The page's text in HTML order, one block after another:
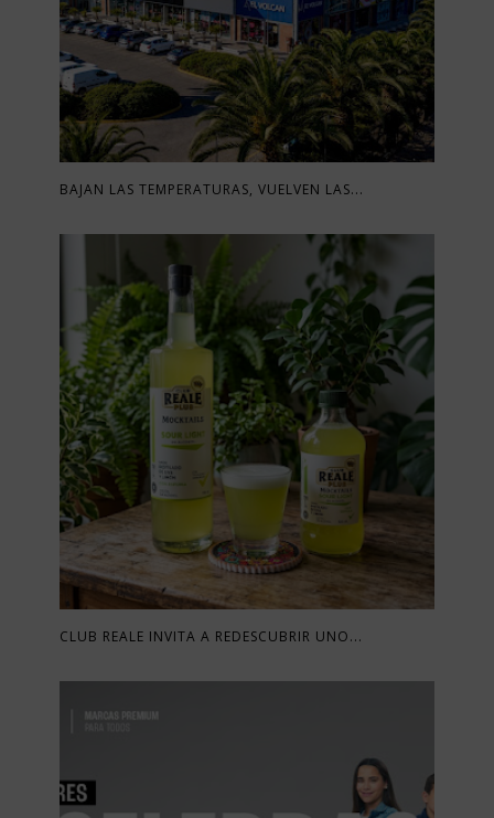
BAJAN LAS TEMPERATURAS, VUELVEN LAS...
CLUB REALE INVITA A REDESCUBRIR UNO...